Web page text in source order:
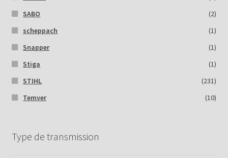
SABO
(2)
scheppach
(1)
Snapper
(1)
Stiga
(1)
STIHL
(231)
Temver
(10)
Type de transmission